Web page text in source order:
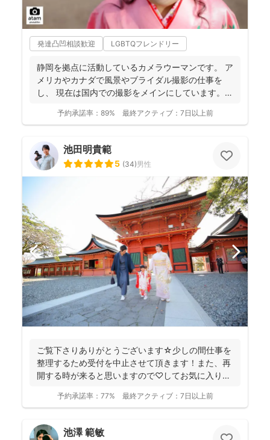
発達凸凹相談歓迎 LGBTQフレンドリー
静岡を拠点に活動しているカメラウーマンです。 ア
メリカやカナダで風景やブライダル撮影の仕事を
し、 現在は国内での撮影をメインにしています。
予約承諾率： 89% 最終アクティブ： 7日以上前
池田明貴範
5 (34)男性
ご覧下さりありがとうございます☆少しの間仕事を
整理するため受付を中止させて頂きます！また、再
開する時が来ると思いますので♡してお気に入りに
予約承諾率： 77% 最終アクティブ： 7日以上前
池澤 範敏